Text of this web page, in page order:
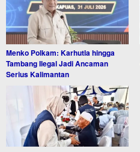
Menko Polkam: Karhutla hingga
Tambang Ilegal Jadi Ancaman
Serius Kalimantan